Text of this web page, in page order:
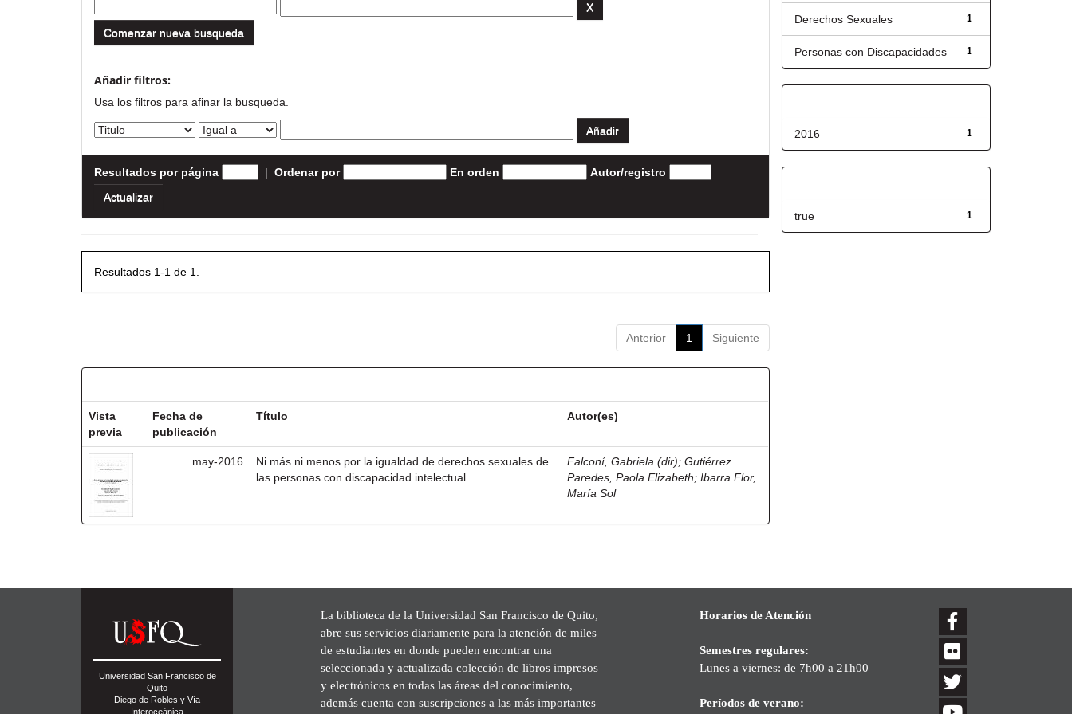
Comenzar nueva busqueda
Añadir filtros:
Usa los filtros para afinar la busqueda.
Resultados por página | Ordenar por En orden Autor/registro
Resultados 1-1 de 1.
Anterior 1 Siguiente
Vista
previa
Fecha de
publicación
Título Autor(es)
may-2016
Ni más ni menos por la igualdad de derechos sexuales de
las personas con discapacidad intelectual
Falconí, Gabriela (dir);Gutiérrez
Paredes, Paola Elizabeth;Ibarra Flor,
María Sol
1
Derechos Sexuales
1
Personas con Discapacidades
1
2016
1
true
Universidad San Francisco de
Quito
Diego de Robles y Vía
Interoceánica
La biblioteca de la Universidad San Francisco de Quito,
abre sus servicios diariamente para la atención de miles
de estudiantes en donde pueden encontrar una
seleccionada y actualizada colección de libros impresos
y electrónicos en todas las áreas del conocimiento,
además cuenta con suscripciones a las más importantes
Horarios de Atención
Semestres regulares:
Lunes a viernes: de 7h00 a 21h00
Períodos de verano: